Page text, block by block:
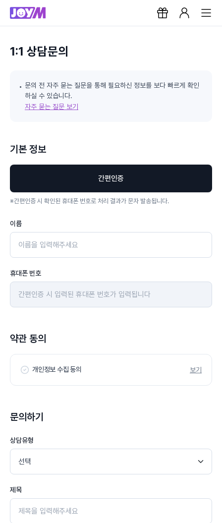
1:1 상담문의
문의 전 자주 묻는 질문을 통해 필요하신 정보를 보다 빠르게 확인
하실 수 있습니다.
자주 묻는 질문 보기
기본 정보
간편인증
※간편인증 시 확인된 휴대폰 번호로 처리 결과가 문자 발송됩니다.
이름
휴대폰 번호
약관 동의
개인정보 수집 동의 보기
문의하기
상담유형
제목